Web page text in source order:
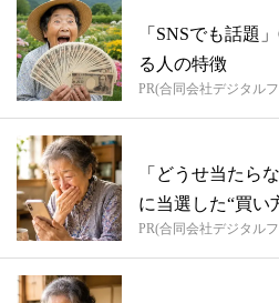
「SNSでも話題
る人の特徴
PR(合同会社デジタル
「どうせ当たら
に当選した“買い
PR(合同会社デジタル